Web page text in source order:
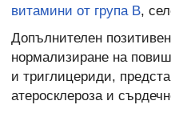
витамини от група В,
Допълнителен
нормализиране на
и триглицериди,
атеросклероза и